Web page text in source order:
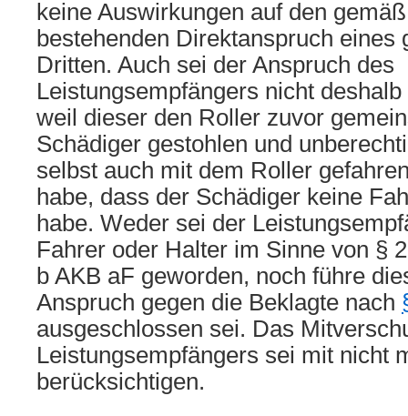
keine Auswirkungen auf den
bestehenden Direktanspruch eines
Dritten. Auch sei der Anspruch des
Leistungsempfängers nicht
weil dieser den Roller zuvor
Schädiger gestohlen und
selbst auch mit dem Roller
habe, dass der Schädiger keine
habe. Weder sei der
Fahrer oder Halter im Sinne von §
b AKB aF geworden, noch führe
Anspruch gegen die Beklagte nach
ausgeschlossen sei. Das
Leistungsempfängers sei mit nicht
berücksichtigen.